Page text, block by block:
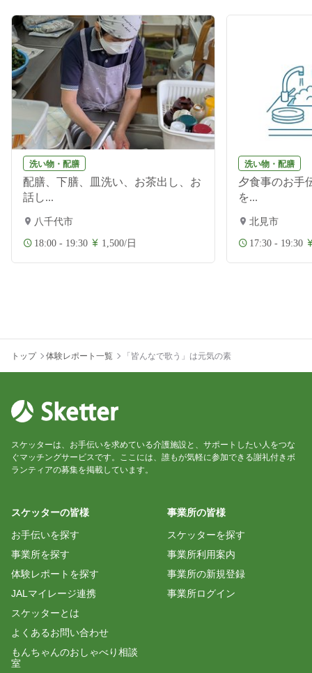
洗い物・配膳
配膳、下膳、皿洗い、お茶出し、お
話し...
八千代市
18:00 - 19:30 1,500/日
洗い物・配膳
夕食事のお手
を...
北見市
17:30 - 19:30
トップ 体験レポート一覧 「皆んなで歌う」は元気の素
スケッターは、お手伝いを求めている介護施設と、サポートしたい人をつな
ぐマッチングサービスです。ここには、誰もが気軽に参加できる謝礼付きボ
ランティアの募集を掲載しています。
スケッターの皆様
お手伝いを探す
事業所を探す
体験レポートを探す
JALマイレージ連携
スケッターとは
よくあるお問い合わせ
もんちゃんのおしゃべり相談
室
事業所の皆様
スケッターを探す
事業所利用案内
事業所の新規登録
事業所ログイン